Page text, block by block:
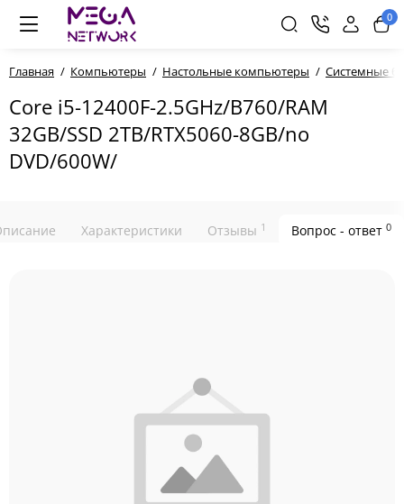
0
Главная Компьютеры Настольные компьютеры Системные
Core i5-12400F-2.5GHz/B760/RAM
32GB/SSD 2TB/RTX5060-8GB/no
DVD/600W/
Характеристики Отзывы 1 Вопрос - ответ 0